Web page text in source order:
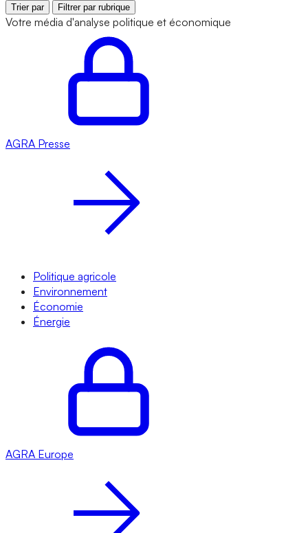
Trier par Filtrer par rubrique
Votre média d'analyse politique et économique
AGRA Presse
Politique agricole
Environnement
Économie
Énergie
AGRA Europe